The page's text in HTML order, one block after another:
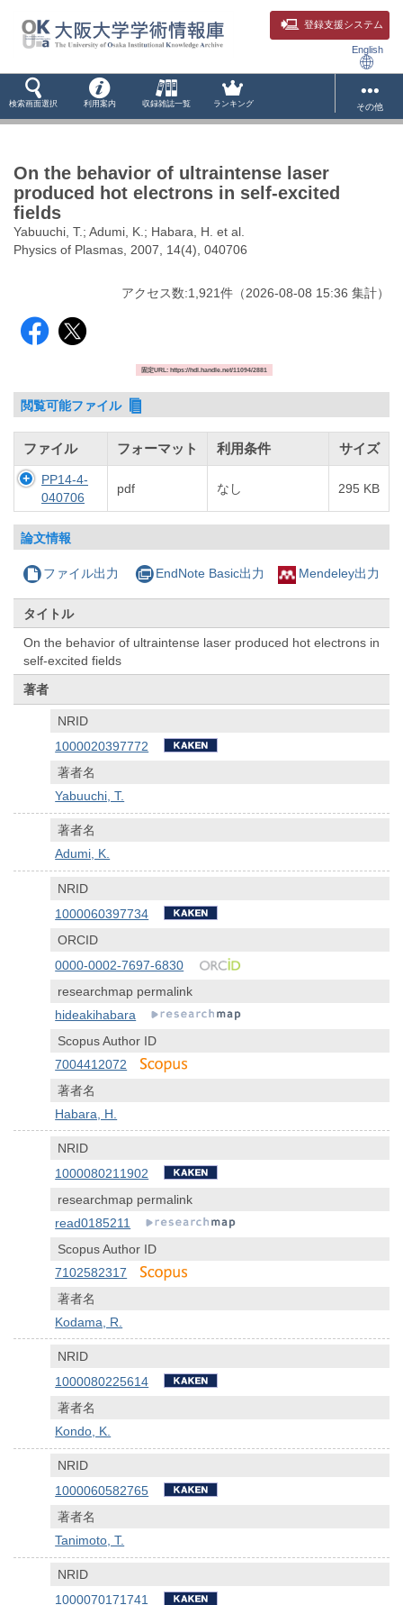
登録支援システム
English
検索画面選択 利用案内 収録雑誌一覧 ランキング その他
On the behavior of ultraintense laser
produced hot electrons in self-excited
fields
Yabuuchi, T.; Adumi, K.; Habara, H. et al.
Physics of Plasmas, 2007, 14(4), 040706
アクセス数:1,921件 （2026-08-08 15:36 集計）
固定URL: https://hdl.handle.net/11094/2881
閲覧可能ファイル
ファイル フォーマット 利用条件 サイズ
PP14-4-
040706
pdf なし 295 KB
論文情報
ファイル出力 EndNote Basic出力 Mendeley出力
タイトル
On the behavior of ultraintense laser produced hot electrons in
self-excited fields
著者
NRID
1000020397772
著者名
Yabuuchi, T.
著者名
Adumi, K.
NRID
1000060397734
ORCID
0000-0002-7697-6830
researchmap permalink
hideakihabara
Scopus Author ID
7004412072
著者名
Habara, H.
NRID
1000080211902
researchmap permalink
read0185211
Scopus Author ID
7102582317
著者名
Kodama, R.
NRID
1000080225614
著者名
Kondo, K.
NRID
1000060582765
著者名
Tanimoto, T.
NRID
1000070171741